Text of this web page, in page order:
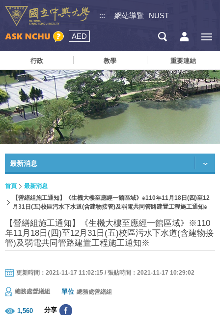
::: 網站導覽 NUST
AED
行政 教學 重要連結
最新消息
首頁
最新消息
【營繕組施工通知】《生機大樓至應經一館區域》※110年11月18日(四)至12
月31日(五)校區污水下水道(含建物接管)及弱電共同管路建置工程施工通知※
【營繕組施工通知】《生機大樓至應經一館區域》※110
年11月18日(四)至12月31日(五)校區污水下水道(含建物接
管)及弱電共同管路建置工程施工通知※
更新時間：2021-11-17 11:02:15 / 張貼時間：2021-11-17 10:29:02
總務處營繕組 單位 總務處營繕組
1,560 分享